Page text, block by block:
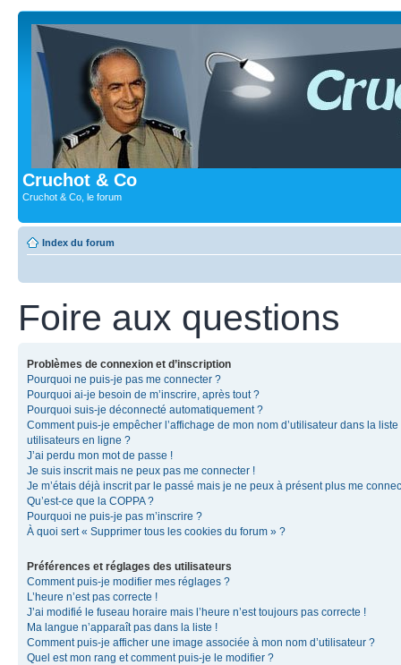
Cruchot & Co
Cruchot & Co, le forum
Index du forum
Foire aux questions
Problèmes de connexion et d’inscription
Pourquoi ne puis-je pas me connecter ?
Pourquoi ai-je besoin de m’inscrire, après tout ?
Pourquoi suis-je déconnecté automatiquement ?
Comment puis-je empêcher l’affichage de mon nom d’utilisateur dans la liste
utilisateurs en ligne ?
J’ai perdu mon mot de passe !
Je suis inscrit mais ne peux pas me connecter !
Je m’étais déjà inscrit par le passé mais je ne peux à présent plus me
Qu’est-ce que la COPPA ?
Pourquoi ne puis-je pas m’inscrire ?
À quoi sert « Supprimer tous les cookies du forum » ?
Préférences et réglages des utilisateurs
Comment puis-je modifier mes réglages ?
L’heure n’est pas correcte !
J’ai modifié le fuseau horaire mais l’heure n’est toujours pas correcte !
Ma langue n’apparaît pas dans la liste !
Comment puis-je afficher une image associée à mon nom d’utilisateur ?
Quel est mon rang et comment puis-je le modifier ?